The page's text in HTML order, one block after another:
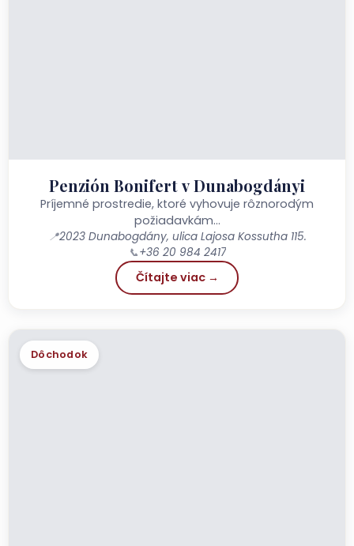
Penzión Bonifert v Dunabogdányi
Príjemné prostredie, ktoré vyhovuje rôznorodým
požiadavkám…
📍2023 Dunabogdány, ulica Lajosa Kossutha 115.
📞+36 20 984 2417
Čítajte viac →
Dôchodok